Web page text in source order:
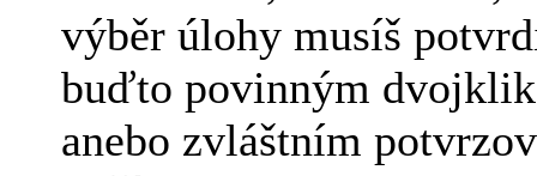
výběr úlohy musíš
buďto povinným
anebo zvláštním